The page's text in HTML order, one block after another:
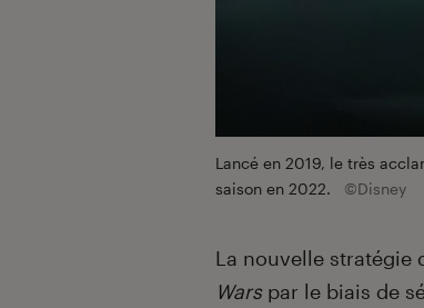
Lancé en 2019, le très
saison en 2022.
©Disney
La nouvelle stratégie
Warspar le biais de